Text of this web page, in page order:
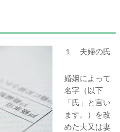
１ 夫婦の氏
婚姻によって
名字（以下
「氏」と言い
ます。）を改
めた夫又は妻